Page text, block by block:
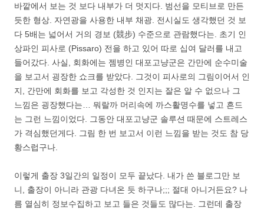
바깥에서 보는 것 보다 내부가 더 멋지다. 범선을 모티브로 만든
듯한 형상. 자연광을 사용한 내부 채광. 전시실도 생각했던 것 보
다 5배는 넓어서 거의 경보 (競步) 수준으로 관람했다는. 초기 인
상파인 피사로 (Pissaro) 전을 하고 있어 따로 십여 달러를 내고
들어갔다. 사실, 회화에는 젬병인 대포고냥군은 간만에 순수미술
을 보고서 굉장한 쇼크를 받았다. 그것이 피사로의 그림이어서 인
지, 간만에 회화를 보고 각성한 것 인지는 잘은 알 수 없으나 그
느낌은 굉장했다는… 뭐랄까 머리속에 까스활명수를 넣고 흔드
는 그런 느낌이었다. 그동안 대포고냥군 솔루션 때문에 스트레스
가 격심했던게다. 그림 한 번 보고서 이런 느낌을 받는 것도 참 당
황스럽구나.
이렇게 출장 3일간의 일정이 모두 끝났다. 내가 쓴 블로그만 보
니, 출장이 아니라 관광 다녀온 듯 하구나;;; 절대 아니거든요? 나
름 열심히 정보수집하고 보고 들은 것들도 많다는. 그런데 출장